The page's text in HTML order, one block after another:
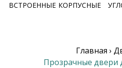
ВСТРОЕННЫЕ КОРПУСНЫЕ
Главная ›
Прозрачные двери